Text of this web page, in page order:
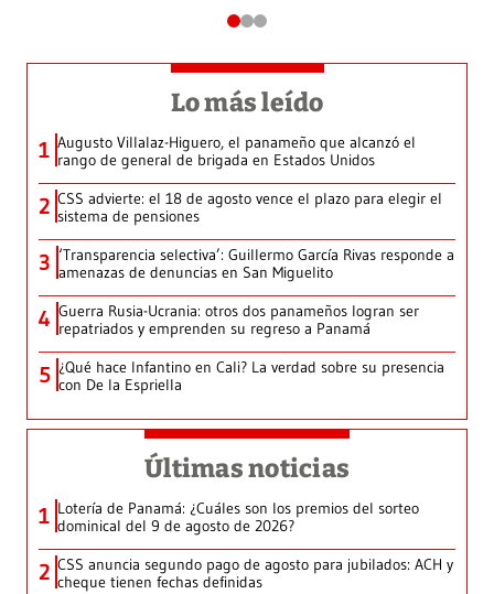
Lo más leído
1 Augusto Villalaz-Higuero, el panameño que alcanzó el
rango de general de brigada en Estados Unidos
2 CSS advierte: el 18 de agosto vence el plazo para elegir el
sistema de pensiones
3 ‘Transparencia selectiva’: Guillermo García Rivas responde a
amenazas de denuncias en San Miguelito
4 Guerra Rusia-Ucrania: otros dos panameños logran ser
repatriados y emprenden su regreso a Panamá
5 ¿Qué hace Infantino en Cali? La verdad sobre su presencia
con De la Espriella
Últimas noticias
1 Lotería de Panamá: ¿Cuáles son los premios del sorteo
dominical del 9 de agosto de 2026?
2 CSS anuncia segundo pago de agosto para jubilados: ACH y
cheque tienen fechas definidas